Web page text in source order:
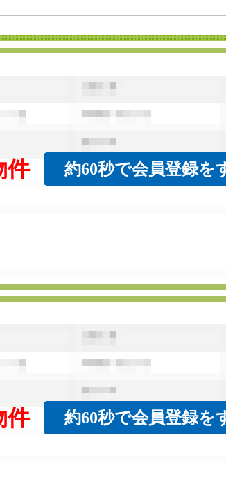
件 約60秒で会員登録を
件 約60秒で会員登録を